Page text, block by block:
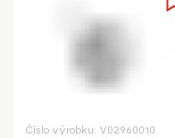
Číslo výrobku: V02960010